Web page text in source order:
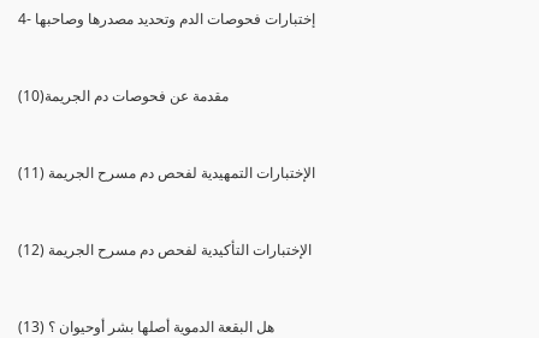
4- إختبارات فحوصات الدم وتحديد مصدرها وصاحبها
(10)مقدمة عن فحوصات دم الجريمة
(11) الإختبارات التمهيدية لفحص دم مسرح الجريمة
(12) الإختبارات التأكيدية لفحص دم مسرح الجريمة
(13) هل البقعة الدموية أصلها بشر أوحيوان ؟